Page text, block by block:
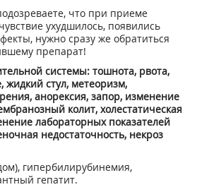
что при приеме
ухудшилось, появились
нужно сразу же обратиться
препарат!
системы: тошнота, рвота,
жидкий стул, метеоризм,
анорексия, запор, изменение
колит, холестатическая
лабораторных показателей
недостаточность, некроз
гипербилирубинемия,
гепатит.